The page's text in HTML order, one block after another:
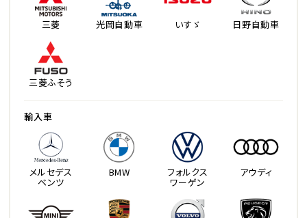
三菱 光岡自動車 いすゞ 日野自動車
三菱ふそう
輸入車
メルセデス
ベンツ
BMW フォルクス
ワーゲン
アウディ